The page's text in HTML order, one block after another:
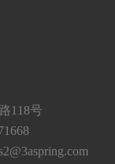
118号